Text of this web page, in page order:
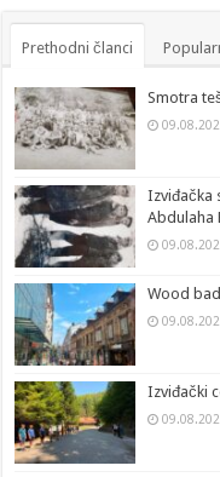
Prethodni članci
Smotra
Izviđačka
Abdulaha
Wood
Izviđački